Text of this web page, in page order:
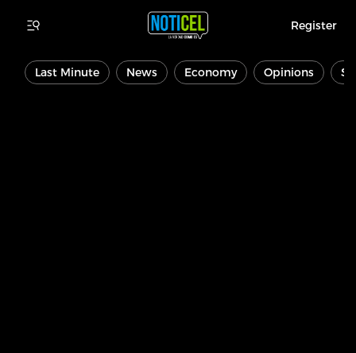
Register
Last Minute News Economy Opinions